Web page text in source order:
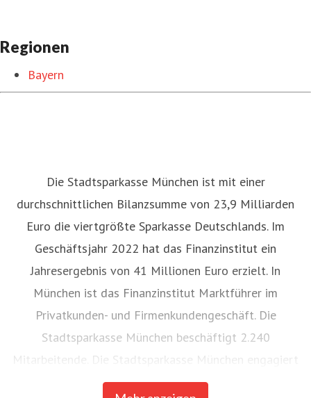
Regionen
Bayern
Die Stadtsparkasse München ist mit einer
durchschnittlichen Bilanzsumme von 23,9 Milliarden
Euro die viertgrößte Sparkasse Deutschlands. Im
Geschäftsjahr 2022 hat das Finanzinstitut ein
Jahresergebnis von 41 Millionen Euro erzielt. In
München ist das Finanzinstitut Marktführer im
Privatkunden- und Firmenkundengeschäft. Die
Stadtsparkasse München beschäftigt 2.240
Mitarbeitende. Die Stadtsparkasse München engagiert
sich in besonderem Maße für gesellschaftliche und